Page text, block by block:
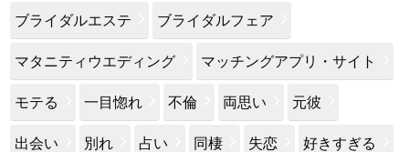
ブライダルエステ ブライダルフェア
マタニティウエディング マッチングアプリ・サイト
モテる 一目惚れ 不倫 両思い 元彼
出会い 別れ 占い 同棲 失恋 好きすぎる